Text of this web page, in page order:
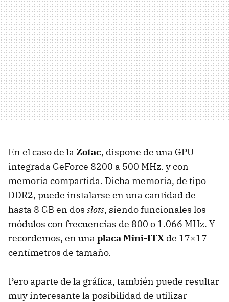
En el caso de la Zotac, dispone de una GPU
integrada GeForce 8200 a 500 MHz. y con
memoria compartida. Dicha memoria, de tipo
DDR2, puede instalarse en una cantidad de
hasta 8 GB en dos slots, siendo funcionales los
módulos con frecuencias de 800 o 1.066 MHz. Y
recordemos, en una placa Mini-ITX de 17×17
centímetros de tamaño.
Pero aparte de la gráfica, también puede resultar
muy interesante la posibilidad de utilizar